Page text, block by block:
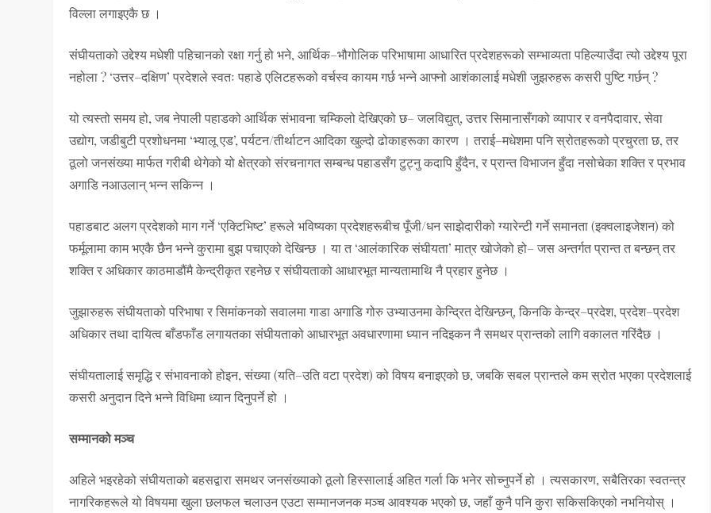
विल्ला लगाइएकै छ ।
संघीयताको उद्देश्य मधेशी पहिचानको रक्षा गर्नु हो भने, आर्थिक–भौगोलिक परिभाषामा आधारित प्रदेशहरूको सम्भाव्यता पहिल्याउँदा त्यो उद्देश्य पूरा
नहोला ? ‘उत्तर–दक्षिण’ प्रदेशले स्वतः पहाडे एलिटहरूको वर्चस्व कायम गर्छ भन्ने आफ्नो आशंकालाई मधेशी जुझरुहरू कसरी पुष्टि गर्छन् ?
यो त्यस्तो समय हो, जब नेपाली पहाडको आर्थिक संभावना चम्किलो देखिएको छ– जलविद्युत्, उत्तर सिमानासँगको व्यापार र वनपैदावार, सेवा
उद्योग, जडीबुटी प्रशोधनमा ‘भ्यालू एड’, पर्यटन/तीर्थाटन आदिका खुल्दो ढोकाहरूका कारण । तराई–मधेशमा पनि स्रोतहरूको प्रचुरता छ, तर
ठूलो जनसंख्या मार्फत गरीबी थेगेको यो क्षेत्रको संरचनागत सम्बन्ध पहाडसँग टुट्नु कदापि हुँदैन, र प्रान्त विभाजन हुँदा नसोचेका शक्ति र प्रभाव
अगाडि नआउलान् भन्न सकिन्न ।
पहाडबाट अलग प्रदेशको माग गर्ने ‘एक्टिभिष्ट’ हरूले भविष्यका प्रदेशहरूबीच पूँजी/धन साझेदारीको ग्यारेन्टी गर्ने समानता (इक्वलाइजेशन) को
फर्मूलामा काम भएकै छैन भन्ने कुरामा बुझ पचाएको देखिन्छ । या त ‘आलंकारिक संघीयता’ मात्र खोजेको हो– जस अन्तर्गत प्रान्त त बन्छन् तर
शक्ति र अधिकार काठमाडौंमै केन्द्रीकृत रहनेछ र संघीयताको आधारभूत मान्यतामाथि नै प्रहार हुनेछ ।
जुझारुहरू संघीयताको परिभाषा र सिमांकनको सवालमा गाडा अगाडि गोरु उभ्याउनमा केन्द्रित देखिन्छन्, किनकि केन्द्र–प्रदेश, प्रदेश–प्रदेश
अधिकार तथा दायित्व बाँडफाँड लगायतका संघीयताको आधारभूत अवधारणामा ध्यान नदिइकन नै समथर प्रान्तको लागि वकालत गरिंदैछ ।
संघीयतालाई समृद्धि र संभावनाको होइन, संख्या (यति–उति वटा प्रदेश) को विषय बनाइएको छ, जबकि सबल प्रान्तले कम स्रोत भएका प्रदेशलाई
कसरी अनुदान दिने भन्ने विधिमा ध्यान दिनुपर्ने हो ।
सम्मानको मञ्च
अहिले भइरहेको संघीयताको बहसद्वारा समथर जनसंख्याको ठूलो हिस्सालाई अहित गर्ला कि भनेर सोच्नुपर्ने हो । त्यसकारण, सबैतिरका स्वतन्त्र
नागरिकहरूले यो विषयमा खुला छलफल चलाउन एउटा सम्मानजनक मञ्च आवश्यक भएको छ, जहाँ कुनै पनि कुरा सकिसकिएको नभनियोस् ।